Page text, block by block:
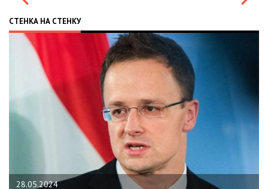
СТЕНКА НА СТЕНКУ
28.05.2024